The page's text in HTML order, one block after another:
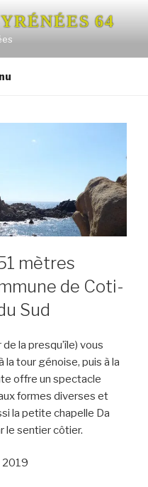
64
mètres
de Coti-
Sud
la presqu’île) vous
la tour génoise, puis à la
offre un spectacle
formes diverses et
la petite chapelle Da
le sentier côtier.
2019